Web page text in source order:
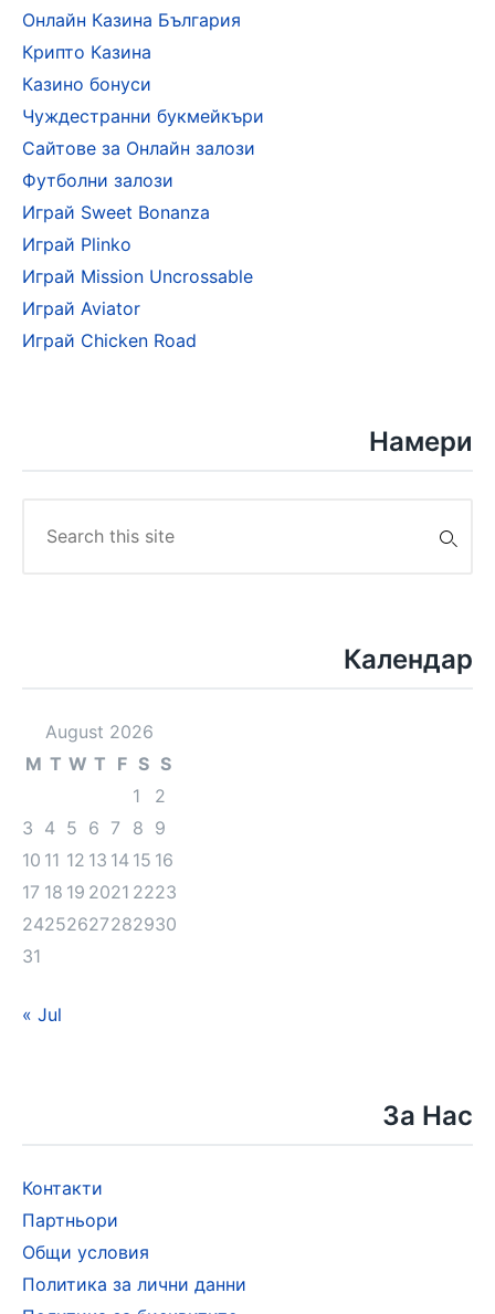
Онлайн Казина България
Крипто Казина
Казино бонуси
Чуждестранни букмейкъри
Сайтове за Онлайн залози
Футболни залози
Играй Sweet Bonanza
Играй Plinko
Играй Mission Uncrossable
Играй Aviator
Играй Chicken Road
Намери
for:
Календар
August 2026
M T W T F S S
1
2
3 4 5 6 7 8 9
10 11 12 13 14 15 16
17 18 19 2021 2223
24252627282930
31
« Jul
За Нас
Контакти
Партньори
Общи условия
Политика за лични данни